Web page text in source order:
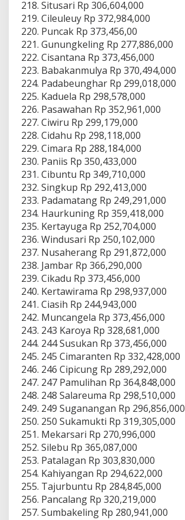
Situsari Rp 306,604,000
Cileuleuy Rp 372,984,000
Puncak Rp 373,456,00
Gunungkeling Rp 277,886,000
Cisantana Rp 373,456,000
Babakanmulya Rp 370,494,000
Padabeunghar Rp 299,018,000
Kaduela Rp 298,578,000
Pasawahan Rp 352,961,000
Ciwiru Rp 299,179,000
Cidahu Rp 298,118,000
Cimara Rp 288,184,000
Paniis Rp 350,433,000
Cibuntu Rp 349,710,000
Singkup Rp 292,413,000
Padamatang Rp 249,291,000
Haurkuning Rp 359,418,000
Kertayuga Rp 252,704,000
Windusari Rp 250,102,000
Nusaherang Rp 291,872,000
Jambar Rp 366,290,000
Cikadu Rp 373,456,000
Kertawirama Rp 298,937,000
Ciasih Rp 244,943,000
Muncangela Rp 373,456,000
243 Karoya Rp 328,681,000
244 Susukan Rp 373,456,000
245 Cimaranten Rp 332,428,000
246 Cipicung Rp 289,292,000
247 Pamulihan Rp 364,848,000
248 Salareuma Rp 298,510,000
249 Suganangan Rp 296,856,000
250 Sukamukti Rp 319,305,000
Mekarsari Rp 270,996,000
Silebu Rp 365,087,000
Patalagan Rp 303,830,000
Kahiyangan Rp 294,622,000
Tajurbuntu Rp 284,845,000
Pancalang Rp 320,219,000
Sumbakeling Rp 280,941,000